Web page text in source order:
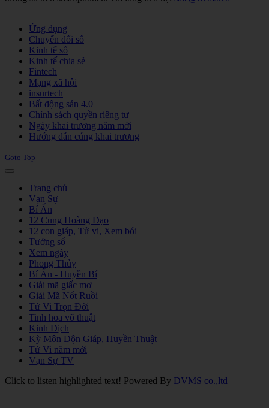
Ứng dụng
Chuyển đổi số
Kinh tế số
Kinh tế chia sẻ
Fintech
Mạng xã hội
insurtech
Bất động sản 4.0
Chính sách quyền riêng tư
Ngày khai trương năm mới
Hướng dẫn cúng khai trương
Goto Top
Trang chủ
Vạn Sự
Bí Ẩn
12 Cung Hoàng Đạo
12 con giáp, Tử vi, Xem bói
Tướng số
Xem ngày
Phong Thủy
Bí Ẩn - Huyền Bí
Giải mã giấc mơ
Giải Mã Nốt Ruồi
Tử Vi Trọn Đời
Tinh hoa võ thuật
Kinh Dịch
Kỳ Môn Độn Giáp, Huyền Thuật
Tử Vi năm mới
Vạn Sự TV
Click to listen highlighted text! Powered By DVMS co.,ltd